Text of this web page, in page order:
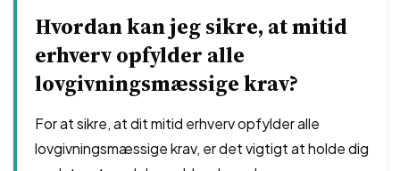
Hvordan kan jeg sikre, at mitid
erhverv opfylder alle
lovgivningsmæssige krav?
For at sikre, at dit mitid erhverv opfylder alle
lovgivningsmæssige krav, er det vigtigt at holde dig